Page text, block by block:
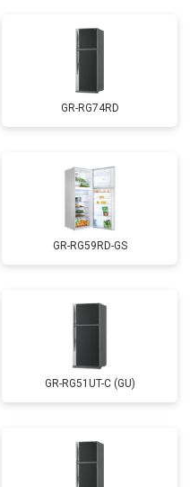
GR-RG74RD
GR-RG59RD-GS
GR-RG51UT-C (GU)